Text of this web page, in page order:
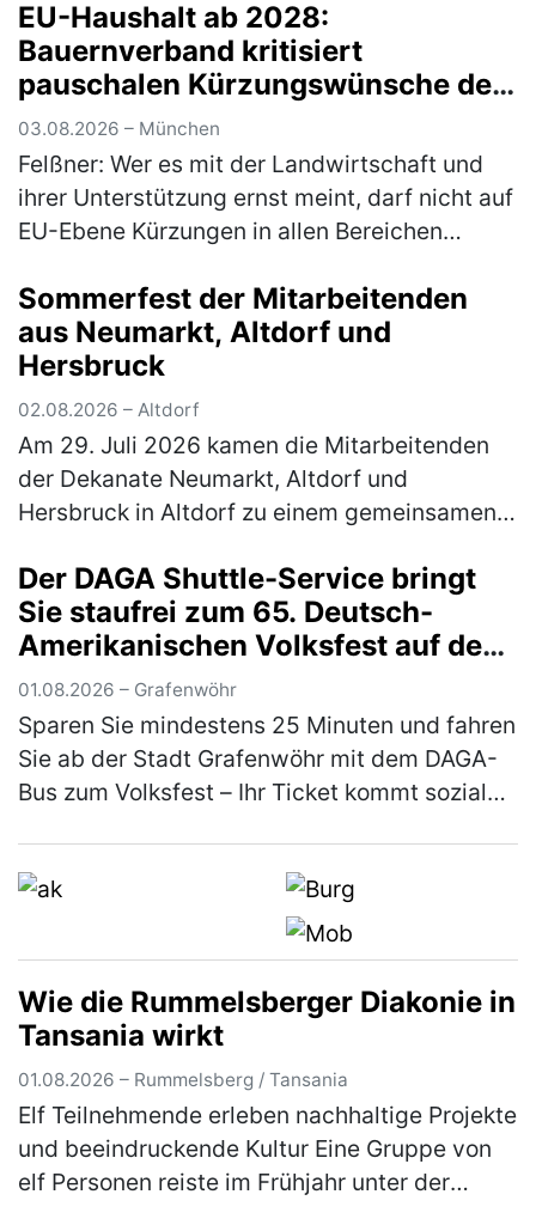
EU-Haushalt ab 2028:
Bauernverband kritisiert
pauschalen Kürzungswünsche der
Bundesregierung
03.08.2026 – München
Felßner: Wer es mit der Landwirtschaft und
ihrer Unterstützung ernst meint, darf nicht auf
EU-Ebene Kürzungen in allen Bereichen
kürzlich in Dublin vonseit…(mehr)
Sommerfest der Mitarbeitenden
aus Neumarkt, Altdorf und
Hersbruck
02.08.2026 – Altdorf
Am 29. Juli 2026 kamen die Mitarbeitenden
der Dekanate Neumarkt, Altdorf und
Hersbruck in Altdorf zu einem gemeinsamen
eine Stadtführung durch Altdorf: Die Tei…
(mehr)
Der DAGA Shuttle-Service bringt
Sie staufrei zum 65. Deutsch-
Amerikanischen Volksfest auf den
Truppenübungsplatz
01.08.2026 – Grafenwöhr
Sparen Sie mindestens 25 Minuten und fahren
Sie ab der Stadt Grafenwöhr mit dem DAGA-
Bus zum Volksfest – Ihr Ticket kommt sozialen
Wie die Rummelsberger Diakonie in
Tansania wirkt
01.08.2026 – Rummelsberg / Tansania
Elf Teilnehmende erleben nachhaltige Projekte
und beeindruckende Kultur Eine Gruppe von
elf Personen reiste im Frühjahr unter der